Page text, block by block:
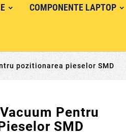
COMPONENTE LAPTOP
pozitionarea pieselor SMD
Pentru
SMD